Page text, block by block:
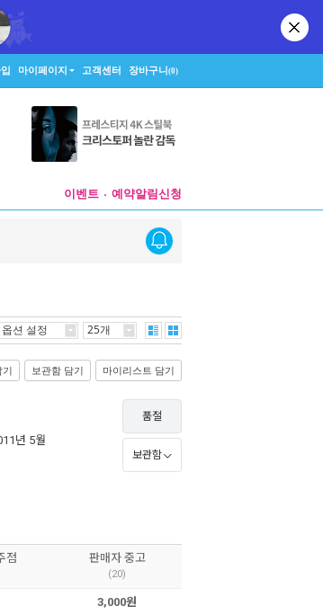
마이페이지 고객센터 장바구니(0)
이벤트 예약알림신청
옵션 설정 25개
기 보관함 담기 마이리스트 담기
년 5월
품절
보관함
점 판매자 중고
(20)
3,000원